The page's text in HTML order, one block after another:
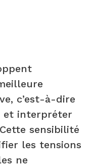
c’est-à-dire
et interpréter
sensibilité
les tensions
ne